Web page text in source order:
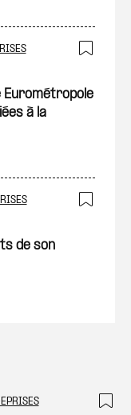
Eurométropole
à la
de son